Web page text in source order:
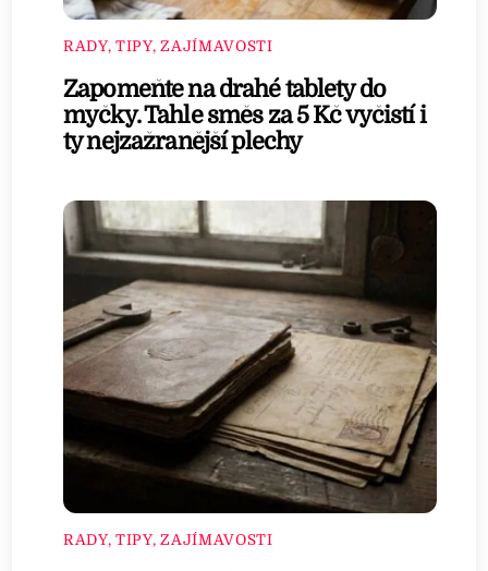
RADY, TIPY, ZAJÍMAVOSTI
Zapomeňte na drahé tablety do
myčky. Tahle směs za 5 Kč vyčistí i
ty nejzažranější plechy
RADY, TIPY, ZAJÍMAVOSTI